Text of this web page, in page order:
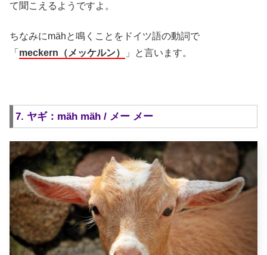
て聞こえるようですよ。
ちなみにmähと鳴くことをドイツ語の動詞で
「 meckern（メッケルン） 」と言います。
7. ヤギ：mäh mäh / メー メー